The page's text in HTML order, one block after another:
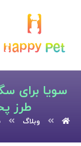
سویا برای
طرز
وبلاگ